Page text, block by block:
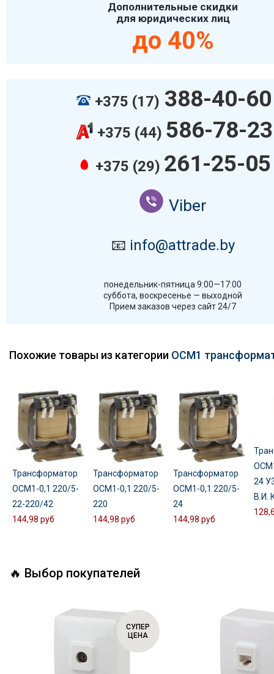
Дополнительные скидки
для юридических лиц
до 40%
+375 (17) 388-40-60
+375 (44) 586-78-23
+375 (29) 261-25-05
Viber
📧 info@attrade.by
понедельник-пятница 9:00—17:00
суббота, воскресенье — выходной
Прием заказов через сайт 24/7
Похожие товары из категории ОСМ1
Трансформатор
ОСМ1-0,1 220/5-
22-220/42
144,98 руб
Трансформатор
ОСМ1-0,1 220/5-
220
144,98 руб
Трансформатор
ОСМ1-0,1 220/5-
24
144,98 руб
24
В.И.
🔥 Выбор покупателей
СУПЕР
ЦЕНА